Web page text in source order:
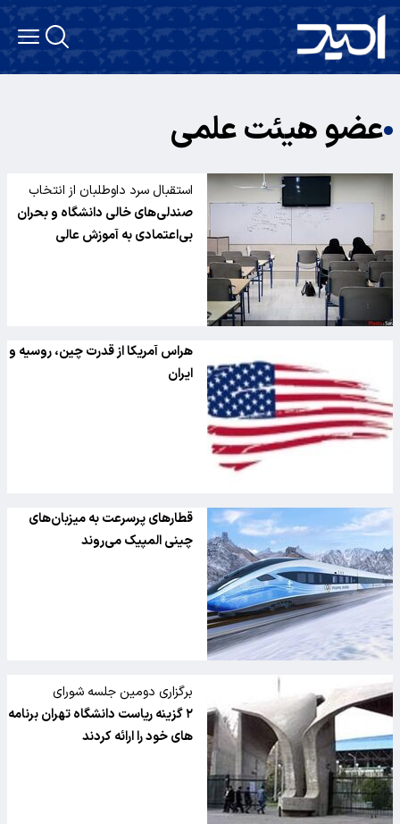
عضو هیئت علمی
استقبال سرد داوطلبان از انتخاب
رشته اخیر
صندلی‌های خالی دانشگاه و بحران
بی‌اعتمادی به آموزش عالی
هراس آمریکا از قدرت چین، روسیه و
ایران
قطارهای پرسرعت به میزبان‌های
چینی المپیک می‌روند
برگزاری دومین جلسه شورای
منتخبان دانشگاه تهران /
۲ گزینه ریاست دانشگاه تهران برنامه
های خود را ارائه کردند